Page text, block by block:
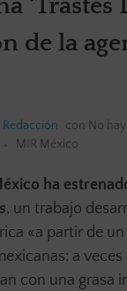
de la
Redacción con No
MIR México
ha
, un trabajo
«a partir de
a veces
con una grasa